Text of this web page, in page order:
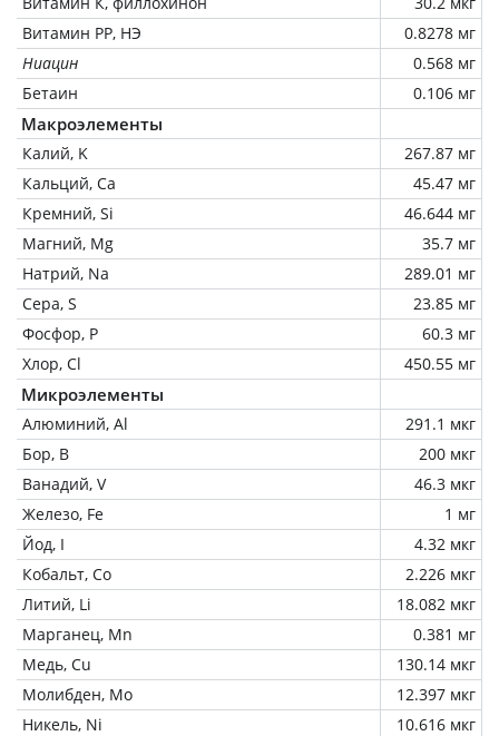
Витамин РР, НЭ
0.8278 мг
Ниацин
0.568 мг
Бетаин
0.106 мг
Макроэлементы
Калий, K
267.87 мг
Кальций, Ca
45.47 мг
Кремний, Si
46.644 мг
Магний, Mg
35.7 мг
Натрий, Na
289.01 мг
Сера, S
23.85 мг
Фосфор, P
60.3 мг
Хлор, Cl
450.55 мг
Микроэлементы
Алюминий, Al
291.1 мкг
Бор, B
200 мкг
Ванадий, V
46.3 мкг
Железо, Fe
1 мг
Йод, I
4.32 мкг
Кобальт, Co
2.226 мкг
Литий, Li
18.082 мкг
Марганец, Mn
0.381 мг
Медь, Cu
130.14 мкг
Молибден, Mo
12.397 мкг
Никель, Ni
10.616 мкг